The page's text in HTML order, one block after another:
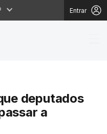
Entrar
avisa
deputados
a